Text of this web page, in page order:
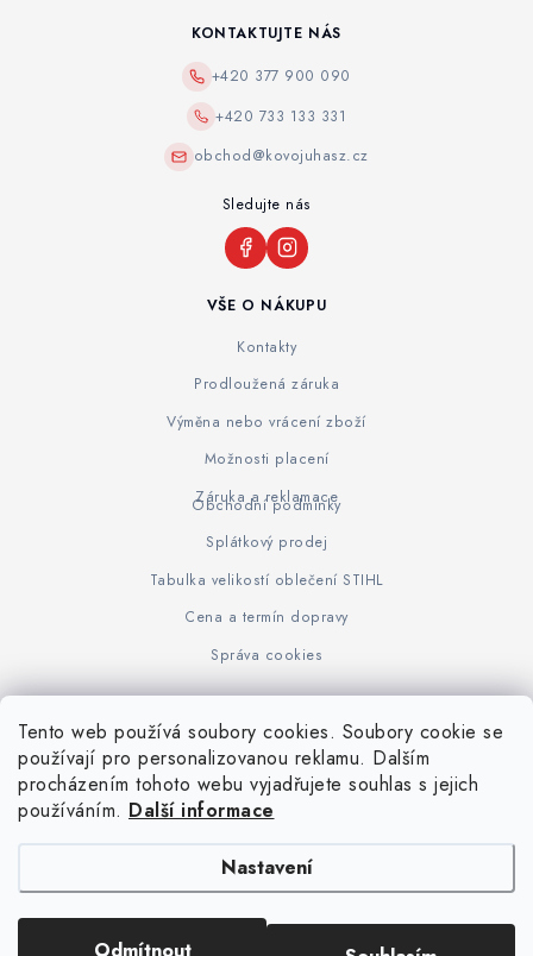
Tento web používá soubory cookies. Soubory cookie se
používají pro personalizovanou reklamu. Dalším
procházením tohoto webu vyjadřujete souhlas s jejich
používáním. Další informace
Nastavení
VŠE O NÁKUPU
Kontakty
Prodloužená záruka
Výměna nebo vrácení zboží
Možnosti placení
Záruka a reklamace
Obchodní podmínky
Splátkový prodej
Tabulka velikostí oblečení STIHL
Cena a termín dopravy
Správa cookies
KONTAKTUJTE NÁS
+420 377 900 090
+420 733 133 331
obchod@kovojuhasz.cz
Sledujte nás
www.KOVOJUHASZ.cz Výrobce STIHL STIHL Timbersport
iPloty.cz - PLETIVA A NÁŘADÍ. Všechna práva vyhrazena.